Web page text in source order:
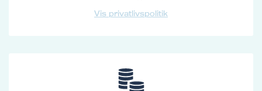
Vis privatlivspolitik